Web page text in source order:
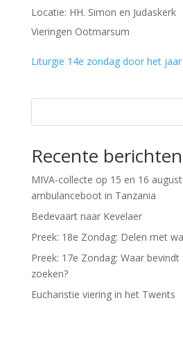
Locatie: HH. Simon en Judaskerk
Vieringen Ootmarsum
Liturgie 14e zondag door het
Recente berichten
MIVA-collecte op 15 en 16
ambulanceboot in Tanzania
Bedevaart naar Kevelaer
Preek: 18e Zondag: Delen met
Preek: 17e Zondag: Waar
zoeken?
Eucharistie viering in het Twents